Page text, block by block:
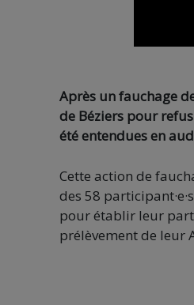
Après un fauchage
de Béziers pour
été entendues en
Cette action de
des 58
pour établir leur
prélèvement de leur